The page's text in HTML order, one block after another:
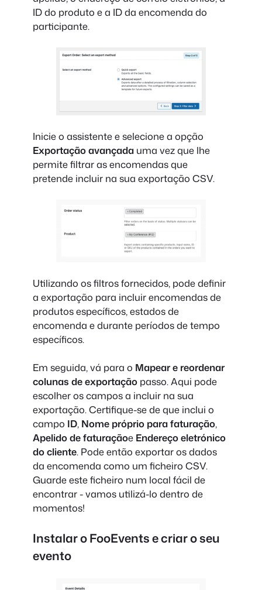
ID do produto e a ID da encomenda do
participante.
Inicie o assistente e selecione a opção
Exportação avançada uma vez que lhe
permite filtrar as encomendas que
pretende incluir na sua exportação CSV.
Utilizando os filtros fornecidos, pode definir
a exportação para incluir encomendas de
produtos específicos, estados de
encomenda e durante períodos de tempo
específicos.
Em seguida, vá para o Mapear e reordenar
colunas de exportação passo. Aqui pode
escolher os campos a incluir na sua
exportação. Certifique-se de que inclui o
campo ID, Nome próprio para faturação,
Apelido de faturaçãoe Endereço eletrónico
do cliente. Pode então exportar os dados
da encomenda como um ficheiro CSV.
Guarde este ficheiro num local fácil de
encontrar - vamos utilizá-lo dentro de
momentos!
Instalar o FooEvents e criar o seu
evento